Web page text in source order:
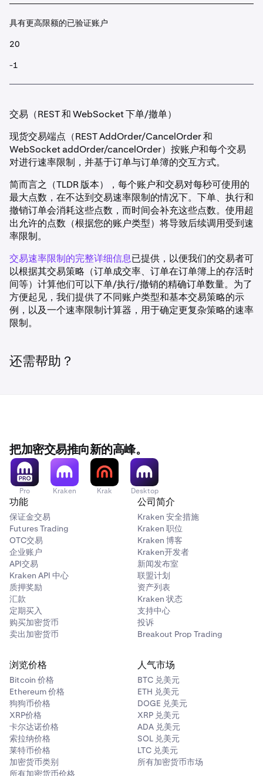
具有更高限额的已验证账户
20
-1
交易（REST 和 WebSocket 下单/撤单）
现货交易端点（REST AddOrder/CancelOrder 和
WebSocket addOrder/cancelOrder）按账户和每个交易
对进行速率限制，并基于订单与订单簿的交互方式。
简而言之（TLDR 版本），每个账户和交易对每秒可使用的
最大点数，在不达到交易速率限制的情况下。下单、执行和
撤销订单会消耗这些点数，而时间会补充这些点数。使用超
出允许的点数（根据您的账户类型）将导致后续调用受到速
率限制。
交易速率限制的完整详细信息已提供，以便我们的交易者可
以根据其交易策略（订单成交率、订单在订单簿上的存活时
间等）计算他们可以下单/执行/撤销的精确订单数量。为了
方便起见，我们提供了不同账户类型和基本交易策略的示
例，以及一个速率限制计算器，用于确定更复杂策略的速率
限制。
还需帮助？
把加密交易推向新的高峰。
Pro Kraken Krak Desktop
功能
保证金交易
Futures Trading
OTC交易
企业账户
API交易
Kraken API 中心
质押奖励
汇款
定期买入
购买加密货币
卖出加密货币
公司简介
Kraken 安全措施
Kraken 职位
Kraken 博客
Kraken开发者
新闻发布室
联盟计划
资产列表
Kraken 状态
支持中心
投诉
Breakout Prop Trading
浏览价格
Bitcoin 价格
Ethereum 价格
狗狗币价格
XRP价格
卡尔达诺价格
索拉纳价格
莱特币价格
加密货币类别
所有加密货币价格
人气市场
BTC 兑美元
ETH 兑美元
DOGE 兑美元
XRP 兑美元
ADA 兑美元
SOL 兑美元
LTC 兑美元
所有加密货币市场